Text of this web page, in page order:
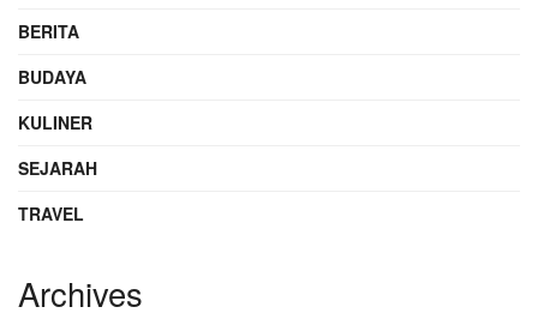
BERITA
BUDAYA
KULINER
SEJARAH
TRAVEL
Archives